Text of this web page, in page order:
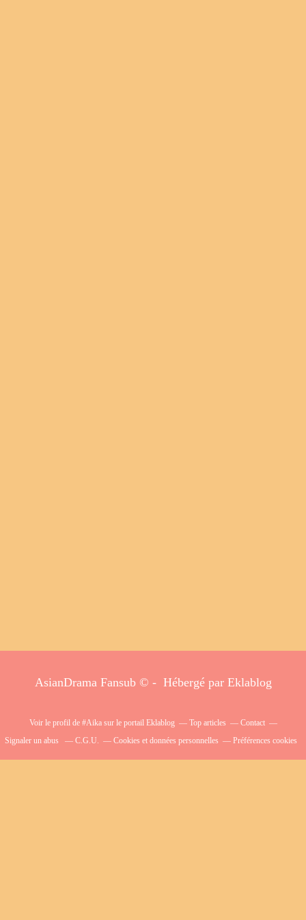
AsianDrama Fansub © - Hébergé par Eklablog
Voir le profil de #Aikasur le portail Eklablog Top articles
Contact
Signaler un abus
C.G.U. Cookies et données personnelles Préférences cookies